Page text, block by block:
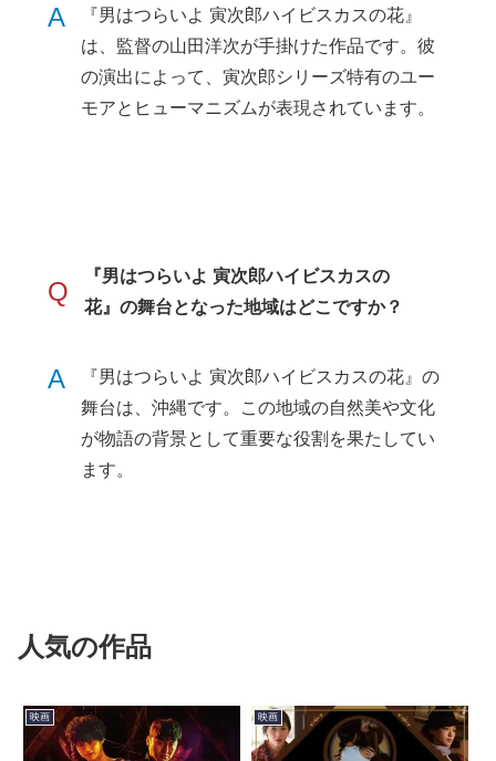
A
『男はつらいよ 寅次郎ハイビスカスの花』
は、監督の山田洋次が手掛けた作品です。彼
の演出によって、寅次郎シリーズ特有のユー
モアとヒューマニズムが表現されています。
Q
『男はつらいよ 寅次郎ハイビスカスの
花』の舞台となった地域はどこですか？
A
『男はつらいよ 寅次郎ハイビスカスの花』の
舞台は、沖縄です。この地域の自然美や文化
が物語の背景として重要な役割を果たしてい
ます。
人気の作品
映画 映画